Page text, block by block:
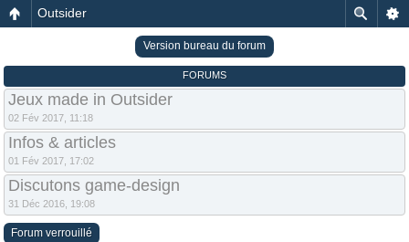
Outsider
Version bureau du forum
FORUMS
Jeux made in Outsider
02 Fév 2017, 11:18
Infos & articles
01 Fév 2017, 17:02
Discutons game-design
31 Déc 2016, 19:08
Forum verrouillé